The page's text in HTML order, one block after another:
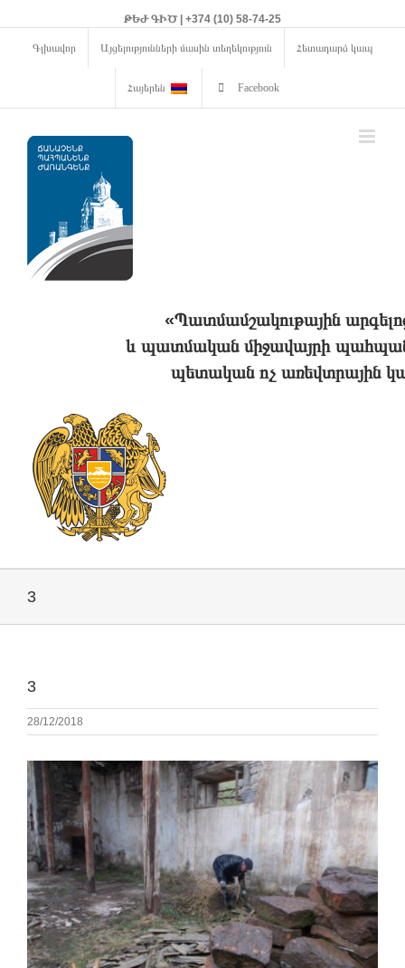
ԹԵԺ ԳԻԾ | +374 (10) 58-74-25
Գլխավոր Այցելությունների մասին տեղեկություն Հետադարձ կապ
Հայերեն Facebook
«Պատմամշակութային
և պատմական միջավայրի
պետական ոչ առեվտրային
3
3
28/12/2018